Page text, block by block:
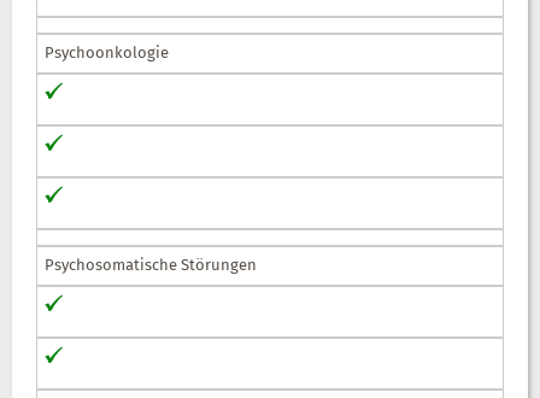
Psychoonkologie
Psychosomatische Störungen